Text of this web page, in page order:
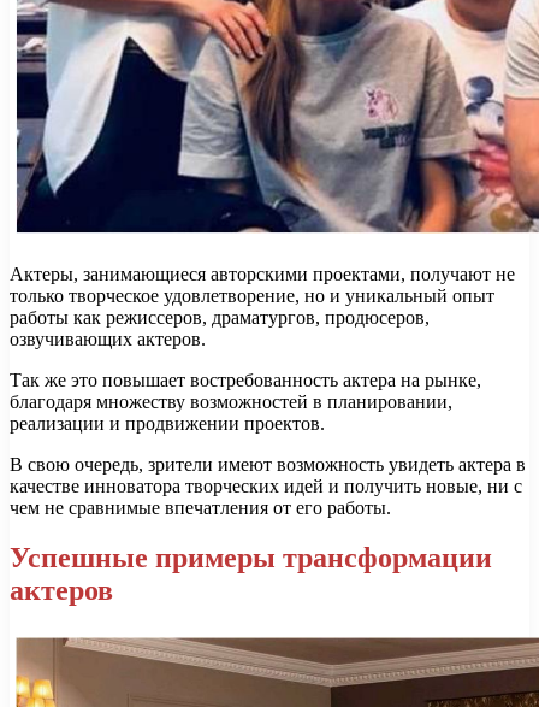
Актеры, занимающиеся авторскими проектами, получают не
только творческое удовлетворение, но и уникальный опыт
работы как режиссеров, драматургов, продюсеров,
озвучивающих актеров.
Так же это повышает востребованность актера на рынке,
благодаря множеству возможностей в планировании,
реализации и продвижении проектов.
В свою очередь, зрители имеют возможность увидеть актера в
качестве инноватора творческих идей и получить новые, ни с
чем не сравнимые впечатления от его работы.
Успешные примеры трансформации
актеров